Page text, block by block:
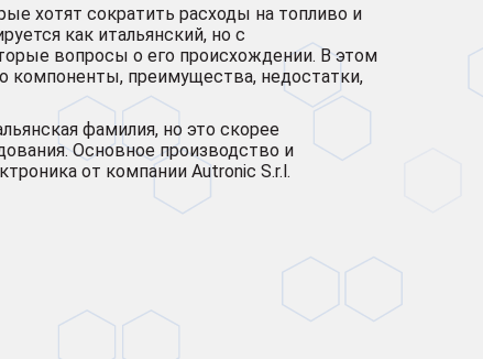
хотят сократить расходы на топливо и
как итальянский, но с
вопросы о его происхождении. В этом
компоненты, преимущества, недостатки,
фамилия, но это скорее
Основное производство и
от компании Autronic S.r.l.